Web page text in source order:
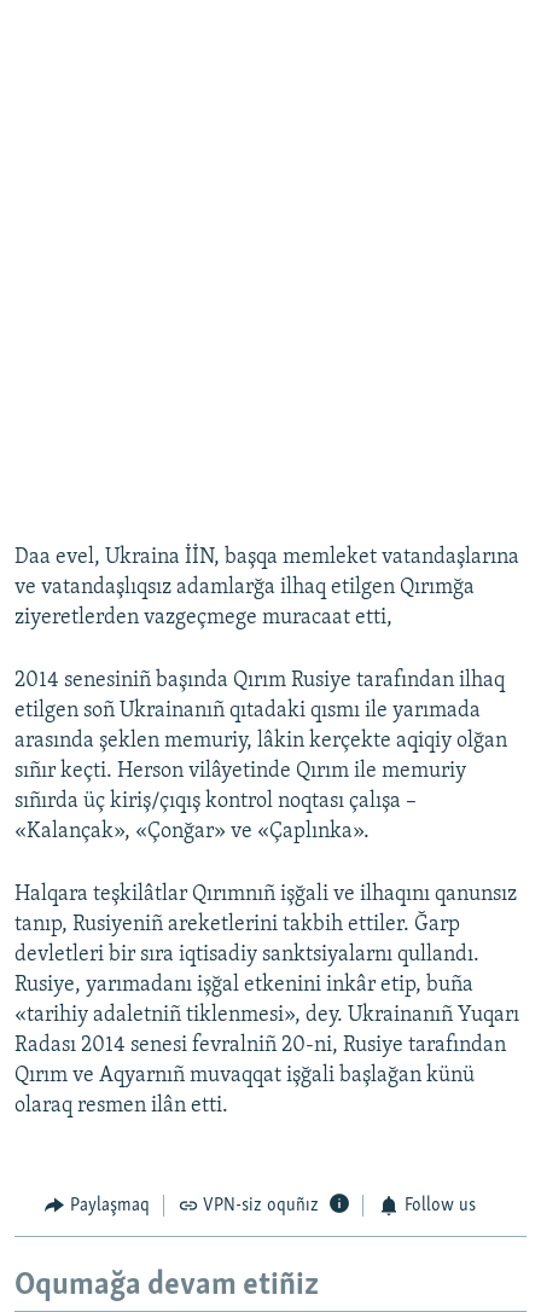
Daa evel, Ukraina İİN, başqa memleket vatandaşlarına
ve vatandaşlıqsız adamlarğa ilhaq etilgen Qırımğa
ziyeretlerden vazgeçmege muracaat etti,
2014 senesiniñ başında Qırım Rusiye tarafından ilhaq
etilgen soñ Ukrainanıñ qıtadaki qısmı ile yarımada
arasında şeklen memuriy, lâkin kerçekte aqiqiy olğan
sıñır keçti. Herson vilâyetinde Qırım ile memuriy
sıñırda üç kiriş/çıqış kontrol noqtası çalışa –
«Kalançak», «Çonğar» ve «Çaplınka».
Halqara teşkilâtlar Qırımnıñ işğali ve ilhaqını qanunsız
tanıp, Rusiyeniñ areketlerini takbih ettiler. Ğarp
devletleri bir sıra iqtisadiy sanktsiyalarnı qullandı.
Rusiye, yarımadanı işğal etkenini inkâr etip, buña
«tarihiy adaletniñ tiklenmesi», dey. Ukrainanıñ Yuqarı
Radası 2014 senesi fevralniñ 20-ni, Rusiye tarafından
Qırım ve Aqyarnıñ muvaqqat işğali başlağan künü
olaraq resmen ilân etti.
Paylaşmaq VPN-siz oquñız Follow us
Oqumağa devam etiñiz